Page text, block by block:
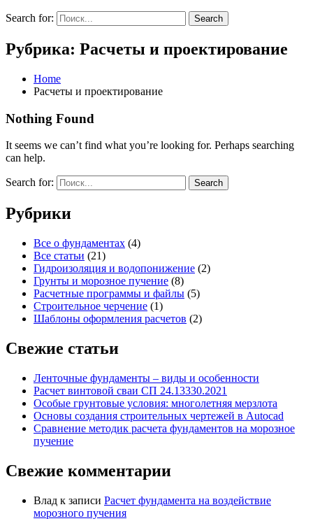
Search for: Search
Рубрика: Расчеты и проектирование
Home
Расчеты и проектирование
Nothing Found
It seems we can’t find what you’re looking for. Perhaps searching
can help.
Search for: Search
Рубрики
Все о фундаментах (4)
Все статьи (21)
Гидроизоляция и водопонижение (2)
Грунты и морозное пучение (8)
Расчетные программы и файлы (5)
Строительное черчение (1)
Шаблоны оформления расчетов (2)
Свежие статьи
Ленточные фундаменты – виды и особенности
Расчет винтовой сваи СП 24.13330.2021
Особые грунтовые условия: многолетняя мерзлота
Основы создания строительных чертежей в Autocad
Сравнение методик расчета фундаментов на морозное
пучение
Свежие комментарии
Влад к записи Расчет фундамента на воздействие
морозного пучения